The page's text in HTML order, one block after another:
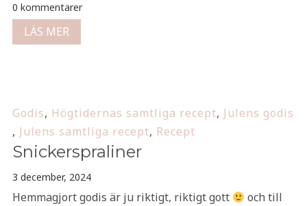
0 kommentarer
LÄS MER
Godis, Högtidernas samtliga recept, Julens godis
, Julens samtliga recept, Recept
Snickerspraliner
3 december, 2024
Hemmagjort godis är ju riktigt, riktigt gott
och till